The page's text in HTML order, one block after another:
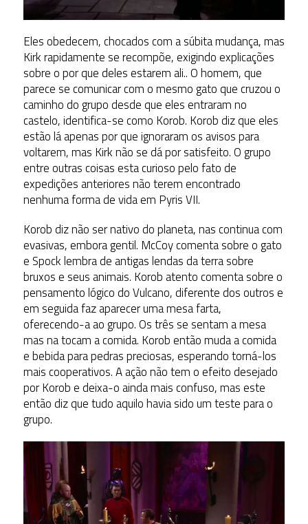
Eles obedecem, chocados com a súbita mudança, mas
Kirk rapidamente se recompõe, exigindo explicações
sobre o por que deles estarem ali.. O homem, que
parece se comunicar com o mesmo gato que cruzou o
caminho do grupo desde que eles entraram no
castelo, identifica-se como Korob. Korob diz que eles
estão lá apenas por que ignoraram os avisos para
voltarem, mas Kirk não se dá por satisfeito. O grupo
entre outras coisas esta curioso pelo fato de
expedições anteriores não terem encontrado
nenhuma forma de vida em Pyris VII.
Korob diz não ser nativo do planeta, nas continua com
evasivas, embora gentil. McCoy comenta sobre o gato
e Spock lembra de antigas lendas da terra sobre
bruxos e seus animais. Korob atento comenta sobre o
pensamento lógico do Vulcano, diferente dos outros e
em seguida faz aparecer uma mesa farta,
oferecendo-a ao grupo. Os três se sentam a mesa
mas na tocam a comida. Korob então muda a comida
e bebida para pedras preciosas, esperando torná-los
mais cooperativos. A ação não tem o efeito desejado
por Korob e deixa-o ainda mais confuso, mas este
então diz que tudo aquilo havia sido um teste para o
grupo.